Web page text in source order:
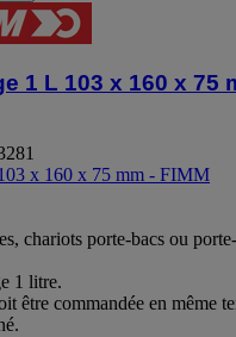
1 L 103 x 160 x 75
x 160 x 75 mm - FIMM
chariots porte-bacs ou
1 litre.
être commandée en même